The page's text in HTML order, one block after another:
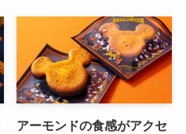
アーモンドの食感がアクセ